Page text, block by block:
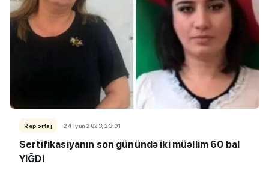
Reportaj 24 İyun 2023, 23:01
Sertifikasiyanın son günündə iki müəllim 60 bal
YIĞDI